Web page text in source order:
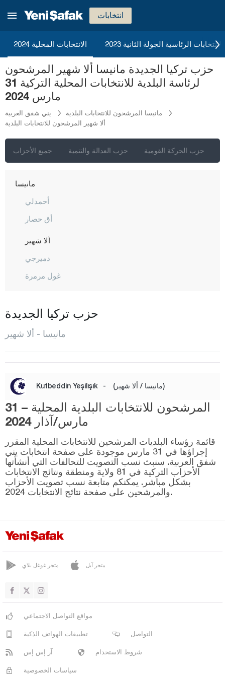
انتخابات
الانتخابات المحلية 2024 2023 الانتخابات الرئاسية الجولة الثانية
حزب تركيا الجديدة مانيسا ألا شهير المرشحون
لرئاسة البلدية للانتخابات المحلية التركية 31
مارس 2024
يني شفق العربية
مانيسا المرشحون للانتخابات البلدية
ألا شهير المرشحون للانتخابات البلدية
جميع الأحزاب حزب العدالة والتنمية حزب الحركة القومية
قيصري
كيركالي
قرقلر ايلي
قرشهير
قوجه ايلي
قونيا
مالاطيا
مانيسا
أحمدلي
أق حصار
ألا شهير
دميرجي
غول مرمرة
كيريك أغاج
كوبري باشي
صالحلي
ساريغول
شيهزاديلار
صوما
طورغوتلو
يونس إيمريه
مرسين
موغلا
نيغدا
حزب تركيا الجديدة
مانيسا - ألا شهير
Kutbeddin Yeşilışık - (مانيسا / ألا شهير)
المرشحون للانتخابات البلدية المحلية – 31
مارس/آذار 2024
قائمة رؤساء البلديات المرشحين للانتخابات المحلية المقرر
إجراؤها في 31 مارس موجودة على صفحة انتخابات يني
شفق العربية. سنبث نسب التصويت للتحالفات التي أنشأتها
الأحزاب التركية في 81 ولاية ومنطقة ونتائج الانتخابات
بشكل مباشر. يمكنكم متابعة نسب تصويت الأحزاب
والمرشحين على صفحة نتائج الانتخابات 2024.
متجر غوغل بلاي متجر آبل
مواقع التواصل الاجتماعي
تطبيقات الهواتف الذكية التواصل
آر إس إس شروط الاستخدام
سياسات الخصوصية